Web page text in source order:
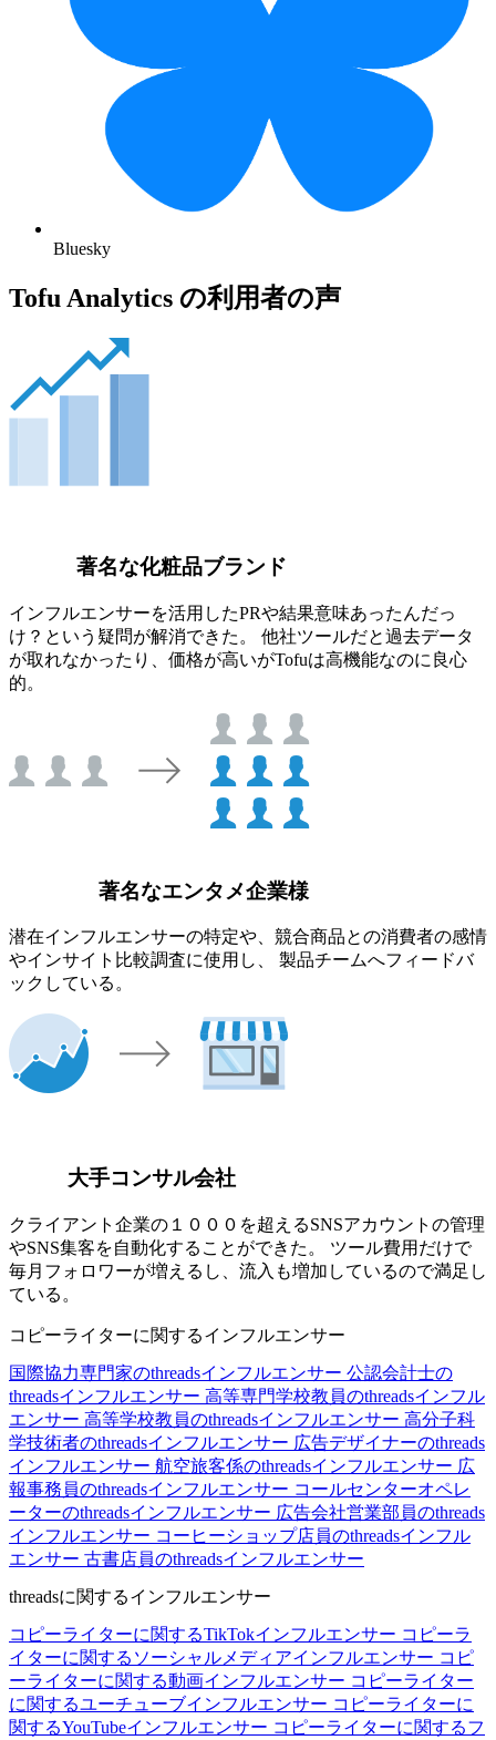
Bluesky
Tofu Analytics の利用者の声
著名な化粧品ブランド
インフルエンサーを活用したPRや結果意味あったんだっ
け？という疑問が解消できた。 他社ツールだと過去データ
が取れなかったり、価格が高いがTofuは高機能なのに良心
的。
著名なエンタメ企業様
潜在インフルエンサーの特定や、競合商品との消費者の感情
やインサイト比較調査に使用し、 製品チームへフィードバ
ックしている。
大手コンサル会社
クライアント企業の１０００を超えるSNSアカウントの管理
やSNS集客を自動化することができた。 ツール費用だけで
毎月フォロワーが増えるし、流入も増加しているので満足し
ている。
コピーライターに関するインフルエンサー
国際協力専門家のthreadsインフルエンサー 公認会計士の
threadsインフルエンサー 高等専門学校教員のthreadsインフル
エンサー 高等学校教員のthreadsインフルエンサー 高分子科
学技術者のthreadsインフルエンサー 広告デザイナーのthreads
インフルエンサー 航空旅客係のthreadsインフルエンサー 広
報事務員のthreadsインフルエンサー コールセンターオペレ
ーターのthreadsインフルエンサー 広告会社営業部員のthreads
インフルエンサー コーヒーショップ店員のthreadsインフル
エンサー 古書店員のthreadsインフルエンサー
threadsに関するインフルエンサー
コピーライターに関するTikTokインフルエンサー コピーラ
イターに関するソーシャルメディアインフルエンサー コピ
ーライターに関する動画インフルエンサー コピーライター
に関するユーチューブインフルエンサー コピーライターに
関するYouTubeインフルエンサー コピーライターに関するフ